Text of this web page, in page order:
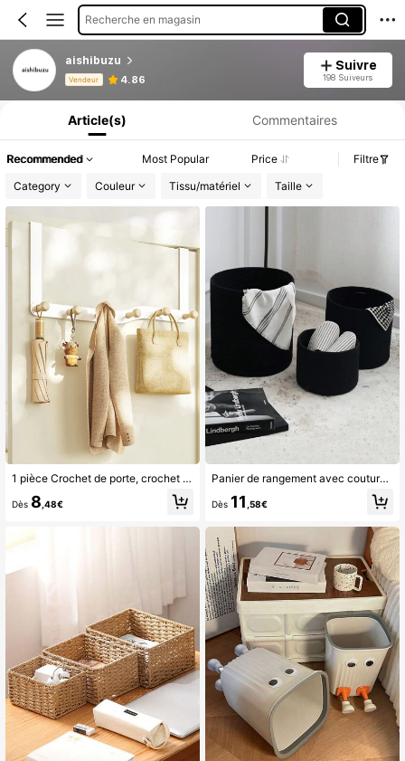
Recherche en magasin
aishibuzu
Vendeur 4.86
Suivre
198 Suiveurs
Informations produit : Divulgation des prix, détails sur les ventes et le stock.
Article(s) Commentaires
Recommended Most Popular Price
Filtre
Category
Couleur Tissu/matériel Taille
1 pièce Crochet de porte, crochet de montage sur porte de placard, de salle de bain, peut accrocher différents panneaux de porte, vêtements, chapeaux, crochet de rangement au dos de la porte
Dès 8 ,48€
Panier de rangement avec couture en corde de couleur unie. Panier de lavage, de poupée, d'articles divers, de rangement de poupée. Convient pour le salon, la chambre, la salle de bain. Disponible en tailles S/M/L avec poignées cachées pour un transport facile. Cuisine, accessoires de cuisine, ustensiles de cuisine, organisateur de cuisine, organisateur de maquillage, articles de mariage, décorations florales, articles pour la maison, table, décorations pour la maison, organisation et rangement de la maison, décoration de chambre
Dès 11 ,58€